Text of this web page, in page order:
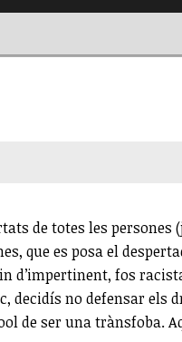
de totes les
que es posa el
fos
no defensar els
de ser una